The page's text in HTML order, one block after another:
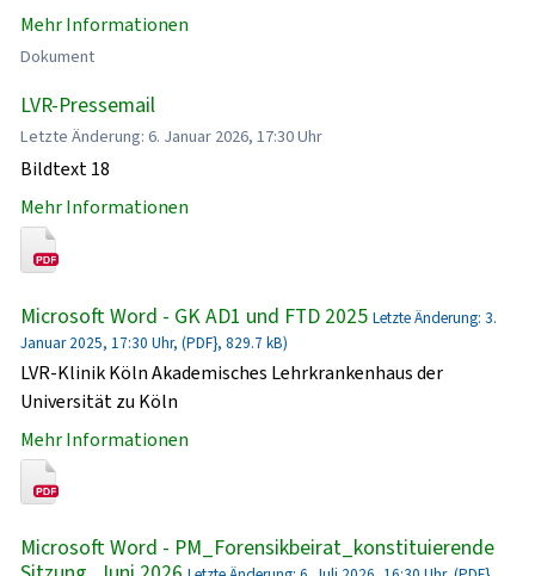
Mehr Informationen
Dokument
LVR-Pressemail
Letzte Änderung: 6. Januar 2026, 17:30 Uhr
Bildtext 18
Mehr Informationen
Microsoft Word - GK AD1 und FTD 2025 Letzte Änderung: 3.
Januar 2025, 17:30 Uhr, (PDF}, 829.7 kB)
LVR-Klinik Köln Akademisches Lehrkrankenhaus der
Universität zu Köln
Mehr Informationen
Microsoft Word - PM_Forensikbeirat_konstituierende